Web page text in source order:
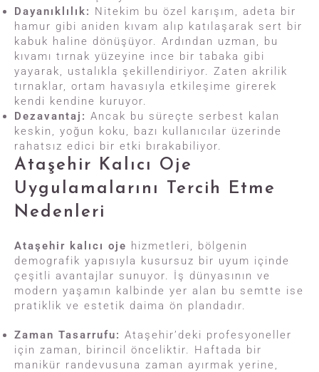
Dayanıklılık: Nitekim bu özel karışım, adeta bir
hamur gibi aniden kıvam alıp katılaşarak sert bir
kabuk haline dönüşüyor. Ardından uzman, bu
kıvamı tırnak yüzeyine ince bir tabaka gibi
yayarak, ustalıkla şekillendiriyor. Zaten akrilik
tırnaklar, ortam havasıyla etkileşime girerek
kendi kendine kuruyor.
Dezavantaj: Ancak bu süreçte serbest kalan
keskin, yoğun koku, bazı kullanıcılar üzerinde
rahatsız edici bir etki bırakabiliyor.
Ataşehir Kalıcı Oje
Uygulamalarını Tercih Etme
Nedenleri
Ataşehir kalıcı oje hizmetleri, bölgenin
demografik yapısıyla kusursuz bir uyum içinde
çeşitli avantajlar sunuyor. İş dünyasının ve
modern yaşamın kalbinde yer alan bu semtte ise
pratiklik ve estetik daima ön plandadır.
Zaman Tasarrufu: Ataşehir’deki profesyoneller
için zaman, birincil önceliktir. Haftada bir
manikür randevusuna zaman ayırmak yerine,